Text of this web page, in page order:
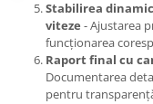
Stabilirea
viteze - Ajustarea
funcționarea
Raport final cu
Documentarea
pentru